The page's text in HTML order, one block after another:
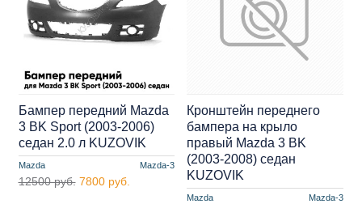
Mazda Mazda-3
Бампер передний Mazda
3 BK Sport (2003-2006)
седан 2.0 л KUZOVIK
12500 руб. 7800 руб.
Mazda Mazda-3
Кронштейн переднего
бампера на крыло
правый Mazda 3 BK
(2003-2008) седан
KUZOVIK